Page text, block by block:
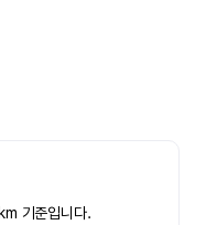
기준입니다.